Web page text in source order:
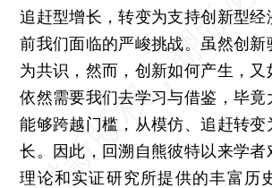
追赶型增长，转变为支持创新型经
前我们面临的严峻挑战。虽然创新
为共识，然而，创新如何产生，又
依然需要我们去学习与借鉴，毕竟
能够跨越门槛，从模仿、追赶转变
长。因此，回溯自熊彼特以来学者
理论和实证研究所提供的丰富历